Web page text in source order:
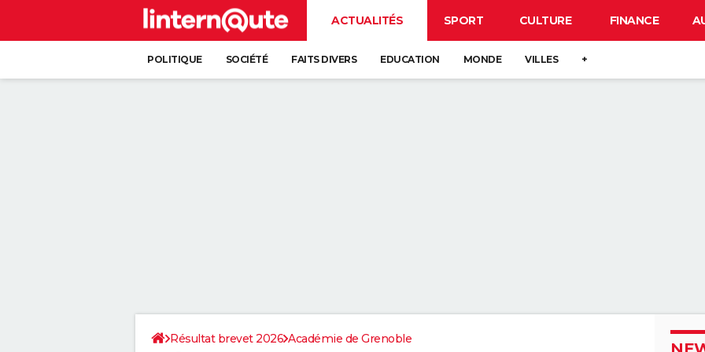
ACTUALITÉS SPORT CULTURE FINANCE
POLITIQUE SOCIÉTÉ FAITS DIVERS EDUCATION MONDE VILLES +
Résultat brevet 2026 Académie de Grenoble